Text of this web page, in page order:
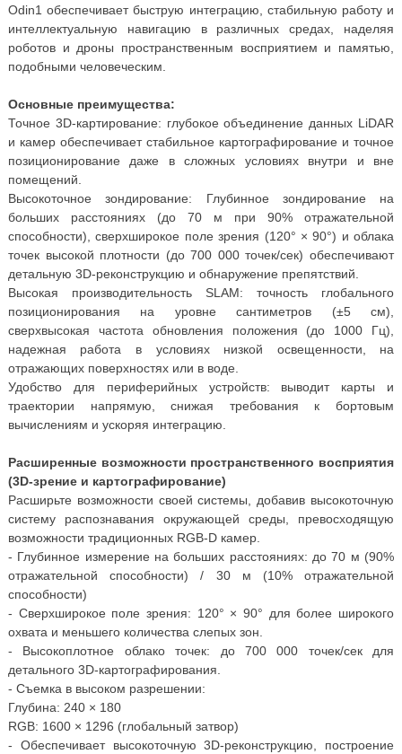
Odin1 обеспечивает быструю интеграцию, стабильную работу и
интеллектуальную навигацию в различных средах, наделяя
роботов и дроны пространственным восприятием и памятью,
подобными человеческим.
Основные преимущества:
Точное 3D-картирование: глубокое объединение данных LiDAR
и камер обеспечивает стабильное картографирование и точное
позиционирование даже в сложных условиях внутри и вне
помещений.
Высокоточное зондирование: Глубинное зондирование на
больших расстояниях (до 70 м при 90% отражательной
способности), сверхширокое поле зрения (120° × 90°) и облака
точек высокой плотности (до 700 000 точек/сек) обеспечивают
детальную 3D-реконструкцию и обнаружение препятствий.
Высокая производительность SLAM: точность глобального
позиционирования на уровне сантиметров (±5 см),
сверхвысокая частота обновления положения (до 1000 Гц),
надежная работа в условиях низкой освещенности, на
отражающих поверхностях или в воде.
Удобство для периферийных устройств: выводит карты и
траектории напрямую, снижая требования к бортовым
вычислениям и ускоряя интеграцию.
Расширенные возможности пространственного восприятия
(3D-зрение и картографирование)
Расширьте возможности своей системы, добавив высокоточную
систему распознавания окружающей среды, превосходящую
возможности традиционных RGB-D камер.
- Глубинное измерение на больших расстояниях: до 70 м (90%
отражательной способности) / 30 м (10% отражательной
способности)
- Сверхширокое поле зрения: 120° × 90° для более широкого
охвата и меньшего количества слепых зон.
- Высокоплотное облако точек: до 700 000 точек/сек для
детального 3D-картографирования.
- Съемка в высоком разрешении:
Глубина: 240 × 180
RGB: 1600 × 1296 (глобальный затвор)
- Обеспечивает высокоточную 3D-реконструкцию, построение